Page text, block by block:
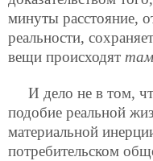
минуты расстояние,
реальности,
вещи происходят
И дело не в том,
подобие реальной
материальной
потребительском